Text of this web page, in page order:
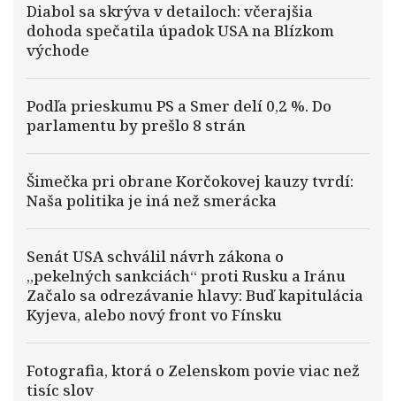
Diabol sa skrýva v detailoch: včerajšia
dohoda spečatila úpadok USA na Blízkom
východe
Podľa prieskumu PS a Smer delí 0,2 %. Do
parlamentu by prešlo 8 strán
Šimečka pri obrane Korčokovej kauzy tvrdí:
Naša politika je iná než smerácka
Senát USA schválil návrh zákona o
„pekelných sankciách“ proti Rusku a Iránu
Začalo sa odrezávanie hlavy: Buď kapitulácia
Kyjeva, alebo nový front vo Fínsku
Fotografia, ktorá o Zelenskom povie viac než
tisíc slov